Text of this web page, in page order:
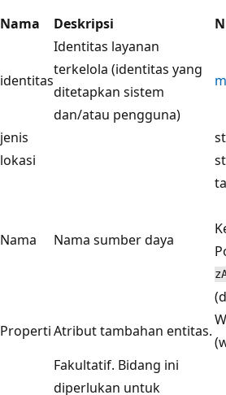
Nama Deskripsi
identitas
Identitas layanan
terkelola (identitas yang
ditetapkan sistem
dan/atau pengguna)
jenis
lokasi
Nama Nama sumber daya
PropertiAtribut tambahan entitas.
Fakultatif. Bidang ini
diperlukan untuk